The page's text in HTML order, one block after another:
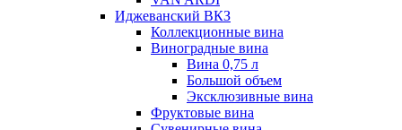
Иджеванский ВКЗ
Коллекционные вина
Виноградные вина
Вина 0,75 л
Большой объем
Эксклюзивные вина
Фруктовые вина